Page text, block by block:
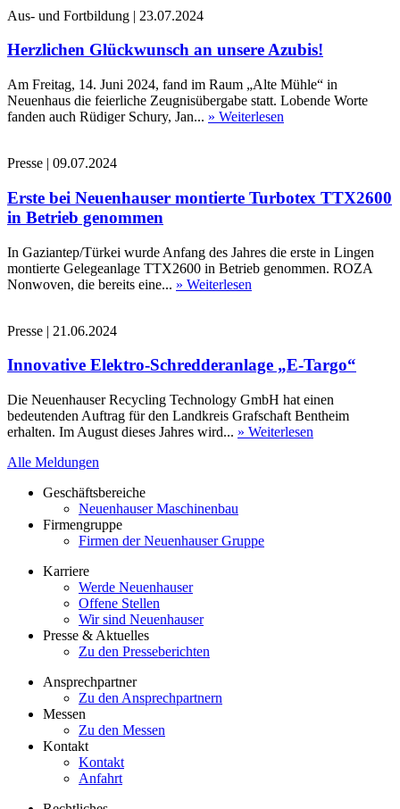
Aus- und Fortbildung | 23.07.2024
Herzlichen Glückwunsch an unsere Azubis!
Am Freitag, 14. Juni 2024, fand im Raum „Alte Mühle“ in
Neuenhaus die feierliche Zeugnisübergabe statt. Lobende Worte
fanden auch Rüdiger Schury, Jan... » Weiterlesen
Presse | 09.07.2024
Erste bei Neuenhauser montierte Turbotex TTX2600
in Betrieb genommen
In Gaziantep/Türkei wurde Anfang des Jahres die erste in Lingen
montierte Gelegeanlage TTX2600 in Betrieb genommen. ROZA
Nonwoven, die bereits eine... » Weiterlesen
Presse | 21.06.2024
Innovative Elektro-Schredderanlage „E-Targo“
Die Neuenhauser Recycling Technology GmbH hat einen
bedeutenden Auftrag für den Landkreis Grafschaft Bentheim
erhalten. Im August dieses Jahres wird... » Weiterlesen
Alle Meldungen
Geschäftsbereiche
Neuenhauser Maschinenbau
Firmengruppe
Firmen der Neuenhauser Gruppe
Karriere
Werde Neuenhauser
Offene Stellen
Wir sind Neuenhauser
Presse & Aktuelles
Zu den Presseberichten
Ansprechpartner
Zu den Ansprechpartnern
Messen
Zu den Messen
Kontakt
Kontakt
Anfahrt